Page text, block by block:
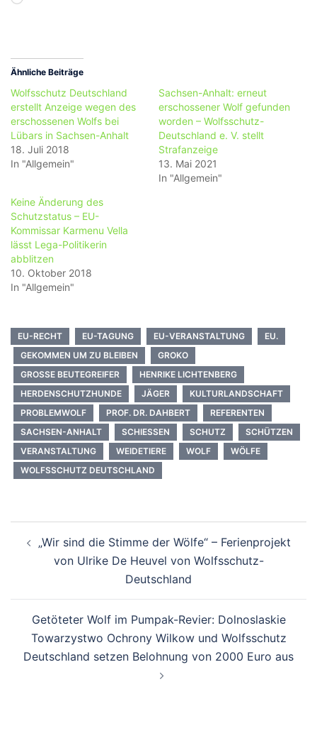
Ähnliche Beiträge
Wolfsschutz Deutschland
erstellt Anzeige wegen des
erschossenen Wolfs bei
Lübars in Sachsen-Anhalt
18. Juli 2018
In "Allgemein"
Sachsen-Anhalt: erneut
erschossener Wolf gefunden
worden – Wolfsschutz-
Deutschland e. V. stellt
Strafanzeige
13. Mai 2021
In "Allgemein"
Keine Änderung des
Schutzstatus – EU-
Kommissar Karmenu Vella
lässt Lega-Politikerin
abblitzen
10. Oktober 2018
In "Allgemein"
EU-RECHT EU-TAGUNG EU-VERANSTALTUNG
EU.
GEKOMMEN UM ZU BLEIBEN
GROKO
GROSSE BEUTEGREIFER
HENRIKE LICHTENBERG
HERDENSCHUTZHUNDE
JÄGER
KULTURLANDSCHAFT
PROBLEMWOLF
PROF. DR. DAHBERT
REFERENTEN
SACHSEN-ANHALT
SCHIESSEN SCHUTZ
SCHÜTZEN
VERANSTALTUNG
WEIDETIERE WOLF
WÖLFE
WOLFSSCHUTZ DEUTSCHLAND
„Wir sind die Stimme der Wölfe“ – Ferienprojekt
von Ulrike De Heuvel von Wolfsschutz-
Deutschland
Getöteter Wolf im Pumpak-Revier: Dolnoslaskie
Towarzystwo Ochrony Wilkow und Wolfsschutz
Deutschland setzen Belohnung von 2000 Euro aus